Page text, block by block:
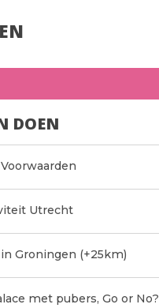
DOEN
Utrecht
Groningen (+25km)
met pubers, Go or No?